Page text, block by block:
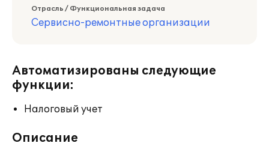
Отрасль / Функциональная задача
Сервисно-ремонтные организации
Автоматизированы следующие
функции:
Налоговый учет
Описание